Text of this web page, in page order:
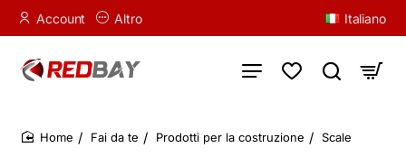
Account Altro Italiano
Fai da te Prodotti per la costruzione Scale